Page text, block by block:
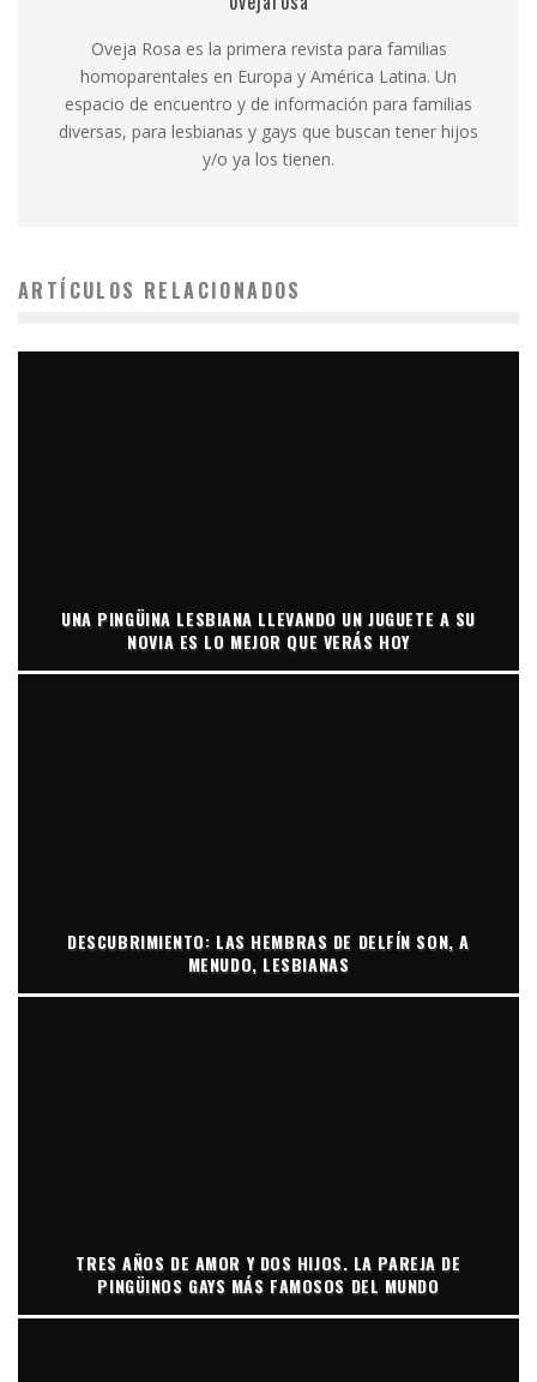
Oveja Rosa es la primera revista para familias
homoparentales en Europa y América Latina. Un
espacio de encuentro y de información para familias
diversas, para lesbianas y gays que buscan tener hijos
y/o ya los tienen.
ARTÍCULOS RELACIONADOS
UNA PINGÜINA LESBIANA LLEVANDO UN JUGUETE A SU
NOVIA ES LO MEJOR QUE VERÁS HOY
DESCUBRIMIENTO: LAS HEMBRAS DE DELFÍN SON, A
MENUDO, LESBIANAS
TRES AÑOS DE AMOR Y DOS HIJOS. LA PAREJA DE
PINGÜINOS GAYS MÁS FAMOSOS DEL MUNDO